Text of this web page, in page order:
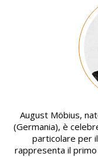
August Möbius,
(Germania), è
particolare per
rappresenta il